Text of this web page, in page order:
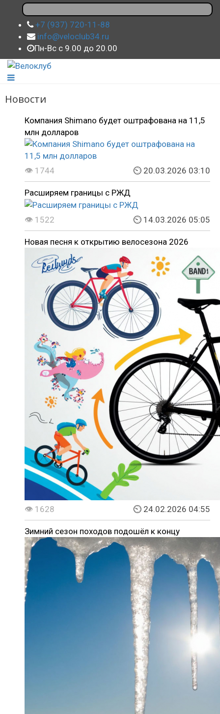
+7 (937) 720-11-88
info@veloclub34.ru
Пн-Вс с 9.00 до 20.00
Новости
Компания Shimano будет оштрафована на 11,5
млн долларов
👁 1744 ⏲ 20.03.2026 03:10
Расширяем границы с РЖД
👁 1522 ⏲ 14.03.2026 05:05
Новая песня к открытию велосезона 2026
👁 1628 ⏲ 24.02.2026 04:55
Зимний сезон походов подошёл к концу